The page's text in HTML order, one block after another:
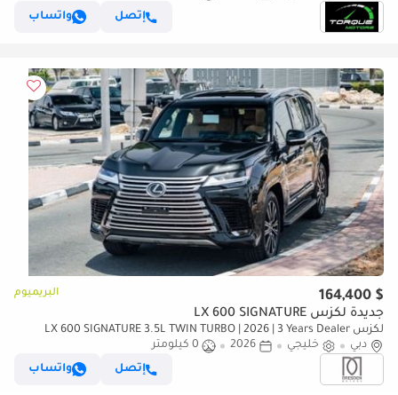
إتصل
واتساب
$ 164,400 البريميوم
جديدة لكزس LX 600 SIGNATURE
لكزس LX 600 SIGNATURE 3.5L TWIN TURBO | 2026 | 3 Years Dealer
Warranty | For Local Registration +10%
دبي خليجي 2026
0 كيلومتر
إتصل
واتساب